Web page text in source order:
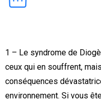
1 – Le syndrome de
ceux qui en souffrent,
conséquences
environnement. Si vous